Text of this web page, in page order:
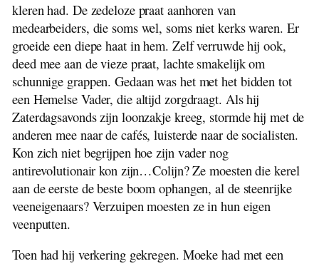
kleren had. De zedeloze praat aanhoren van
medearbeiders, die soms wel, soms niet kerks waren. Er
groeide een diepe haat in hem. Zelf verruwde hij ook,
deed mee aan de vieze praat, lachte smakelijk om
schunnige grappen. Gedaan was het met het bidden tot
een Hemelse Vader, die altijd zorgdraagt. Als hij
Zaterdagsavonds zijn loonzakje kreeg, stormde hij met de
anderen mee naar de cafés, luisterde naar de socialisten.
Kon zich niet begrijpen hoe zijn vader nog
antirevolutionair kon zijn…Colijn? Ze moesten die kerel
aan de eerste de beste boom ophangen, al de steenrijke
veeneigenaars? Verzuipen moesten ze in hun eigen
veenputten.
Toen had hij verkering gekregen. Moeke had met een